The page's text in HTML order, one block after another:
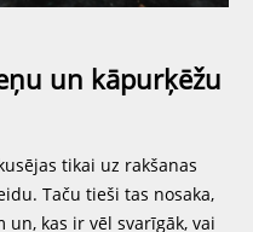
un kāpurķēžu
tikai uz rakšanas
Taču tieši tas nosaka,
kas ir vēl svarīgāk, vai